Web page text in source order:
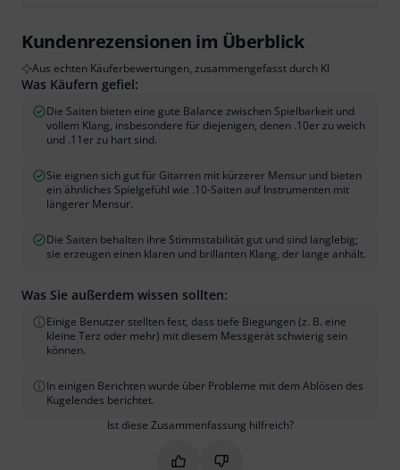
Kundenrezensionen im Überblick
Aus echten Käuferbewertungen, zusammengefasst durch KI
Was Käufern gefiel:
Die Saiten bieten eine gute Balance zwischen Spielbarkeit und
vollem Klang, insbesondere für diejenigen, denen .10er zu weich
und .11er zu hart sind.
Sie eignen sich gut für Gitarren mit kürzerer Mensur und bieten
ein ähnliches Spielgefühl wie .10-Saiten auf Instrumenten mit
längerer Mensur.
Die Saiten behalten ihre Stimmstabilität gut und sind langlebig;
sie erzeugen einen klaren und brillanten Klang, der lange anhält.
Was Sie außerdem wissen sollten:
Einige Benutzer stellten fest, dass tiefe Biegungen (z. B. eine
kleine Terz oder mehr) mit diesem Messgerät schwierig sein
können.
In einigen Berichten wurde über Probleme mit dem Ablösen des
Kugelendes berichtet.
Ist diese Zusammenfassung hilfreich?
Markieren Sie diese
Markieren Sie diese